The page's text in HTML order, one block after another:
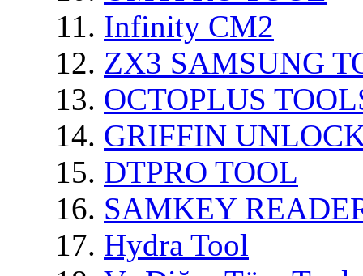
Infinity CM2
ZX3 SAMSUNG
OCTOPLUS
GRIFFIN
DTPRO TOOL
SAMKEY
Hydra Tool